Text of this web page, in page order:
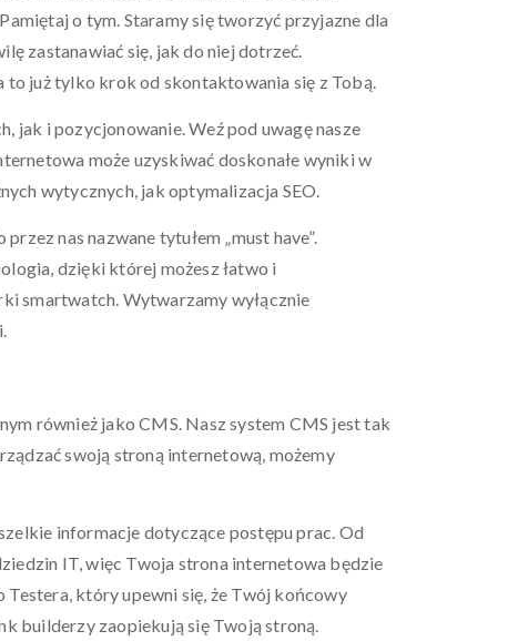
o tym. Staramy się tworzyć przyjazne dla
zastanawiać się, jak do niej dotrzeć.
to już tylko krok od skontaktowania się z Tobą.
jak i pozycjonowanie. Weź pod uwagę nasze
może uzyskiwać doskonałe wyniki w
wytycznych, jak optymalizacja SEO.
nas nazwane tytułem „must have”.
dzięki której możesz łatwo i
smartwatch. Wytwarzamy wyłącznie
również jako CMS. Nasz system CMS jest tak
swoją stroną internetową, możemy
informacje dotyczące postępu prac. Od
IT, więc Twoja strona internetowa będzie
Testera, który upewni się, że Twój końcowy
builderzy zaopiekują się Twoją stroną.